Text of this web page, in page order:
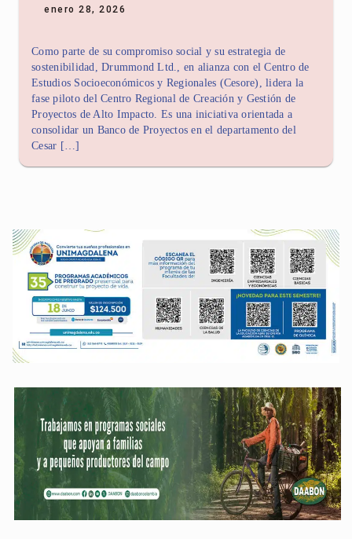
enero 28, 2026
Como parte de su compromiso social y su estrategia de
sostenibilidad, Drummond Ltd., en alianza con el Centro de
Estudios Socioeconómicos y Regionales (Cesore), lidera la
fase piloto del Centro Regional de Creación y Gestión de
Proyectos de Alto Impacto. Es una iniciativa orientada a
consolidar un Banco de Proyectos en el departamento del
Cesar […]